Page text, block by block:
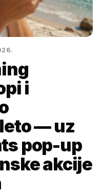
i
— uz
pop-up
akcije